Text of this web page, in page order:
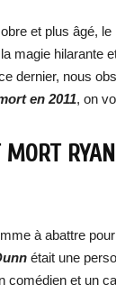
et plus âgé, le
magie hilarante
dernier, nous
en 2011, on
à abattre
était une
comédien et un